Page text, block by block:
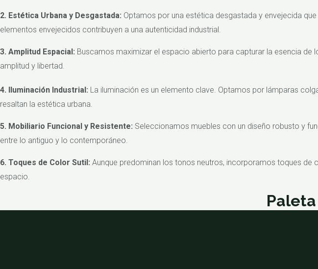
2. Estética Urbana y Desgastada: Optamos por una estética desgastada y envejecida
elementos envejecidos contribuyen a una autenticidad industrial.
3. Amplitud Espacial: Buscamos maximizar el espacio abierto para capturar la esencia de
amplitud y libertad.
4. Iluminación Industrial: La iluminación es un elemento clave. Optamos por lámparas
resaltan la estética urbana.
5. Mobiliario Funcional y Resistente: Seleccionamos muebles con un diseño robusto y
entre lo antiguo y lo contemporáneo.
6. Toques de Color Sutil: Aunque predominan los tonos neutros, incorporamos toques
espacio.